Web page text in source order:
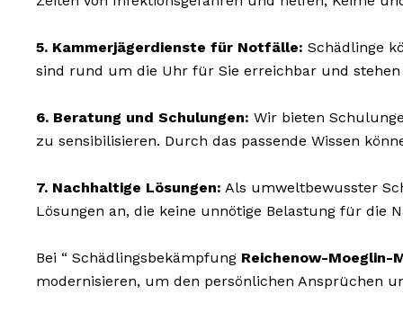
5. Kammerjägerdienste für Notfälle: Schädlinge
sind rund um die Uhr für Sie erreichbar und
6. Beratung und Schulungen: Wir bieten
zu sensibilisieren. Durch das passende Wissen
7. Nachhaltige Lösungen: Als umweltbewusster
Lösungen an, die keine unnötige Belastung für die
Bei “ Schädlingsbekämpfung Reichenow-Moeglin-
modernisieren, um den persönlichen Ansprüchen